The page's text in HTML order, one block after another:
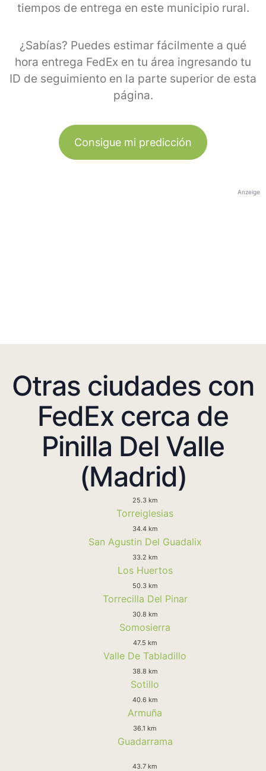
tiempos de entrega en este municipio rural.
¿Sabías? Puedes estimar fácilmente a qué
hora entrega FedEx en tu área ingresando tu
ID de seguimiento en la parte superior de esta
página.
Consigue mi predicción
Anzeige
Otras ciudades con
FedEx cerca de
Pinilla Del Valle
(Madrid)
25.3 km
Torreiglesias
34.4 km
San Agustin Del Guadalix
33.2 km
Los Huertos
50.3 km
Torrecilla Del Pinar
30.8 km
Somosierra
47.5 km
Valle De Tabladillo
38.8 km
Sotillo
40.6 km
Armuña
36.1 km
Guadarrama
43.7 km